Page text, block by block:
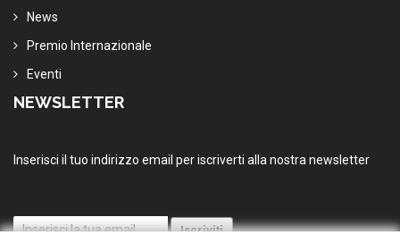
News
Premio Internazionale
Eventi
NEWSLETTER
Inserisci il tuo indirizzo email per iscriverti alla nostra newsletter